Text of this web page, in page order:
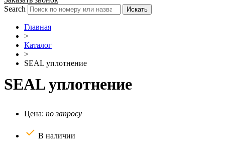
Search
Искать
Главная
>
Каталог
>
SEAL уплотнение
SEAL уплотнение
Цена: по запросу
В наличии